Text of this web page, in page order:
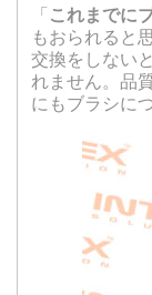
「これまでに
もおられると
交換をしない
れません。品
にもブラシに